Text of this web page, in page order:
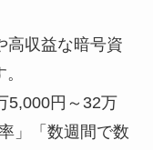
高収益な暗号資
5,000円～32万
」「数週間で数